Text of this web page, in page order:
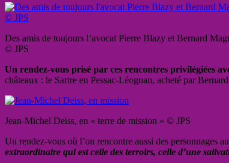
Des amis de toujours l’avocat Pierre Blazy et Bernard
© JPS
Un rendez-vous prisé par ces rencontres privilégiées
châteaux : le Sartre en Pessac-Léognan, acheté par
Jean-Michel Deiss, en « terre de mission » © JPS
Un rendez-vous où l’on rencontre aussi des personnages
extraordinaire qui est celle des terroirs, celle d’une